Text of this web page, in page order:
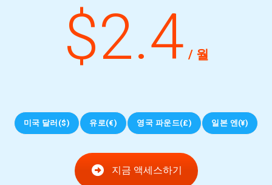
$2.4 / 월
미국 달러($) 유로(€) 영국 파운드(£) 일본 엔(¥)
지금 액세스하기